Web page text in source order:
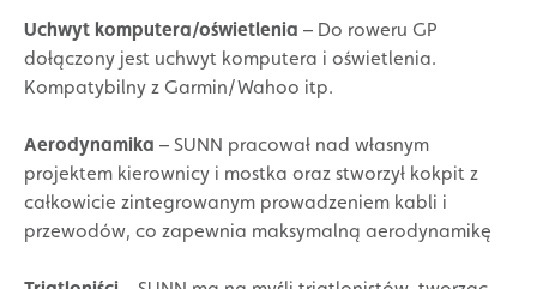
Uchwyt komputera/oświetlenia – Do roweru GP
dołączony jest uchwyt komputera i oświetlenia.
Kompatybilny z Garmin/Wahoo itp.
Aerodynamika – SUNN pracował nad własnym
projektem kierownicy i mostka oraz stworzył kokpit z
całkowicie zintegrowanym prowadzeniem kabli i
przewodów, co zapewnia maksymalną aerodynamikę